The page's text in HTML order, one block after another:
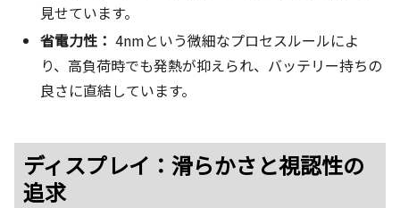
見せています。
省電力性： 4nmという微細なプロセスルールによ
り、高負荷時でも発熱が抑えられ、バッテリー持ちの
良さに直結しています。
ディスプレイ：滑らかさと視認性の
追求